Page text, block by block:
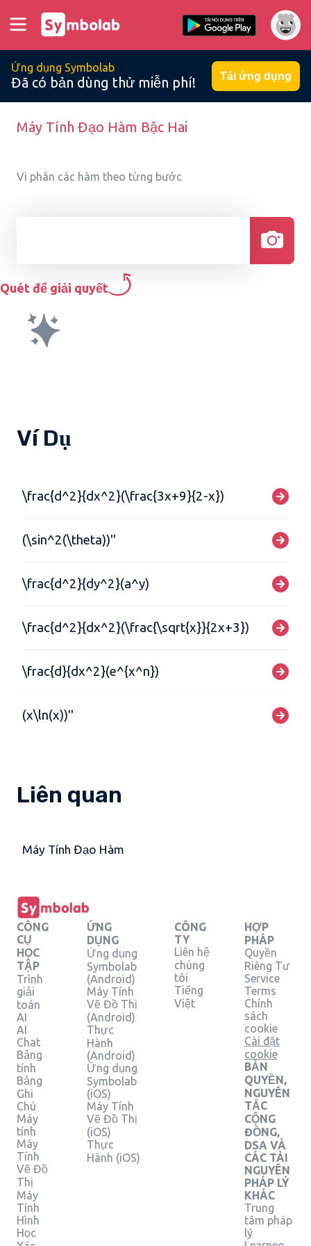
Ứng dụng Symbolab
Đã có bản dùng thử miễn phí! Tải ứng dụng
Máy Tính Đạo Hàm Bậc Hai
Vi phân các hàm theo từng bước
Quét để giải quyết
Ví Dụ
\frac{d^2}{dx^2}(\frac{3x+9}{2-x})
(\sin^2(\theta))''
\frac{d^2}{dy^2}(a^y)
\frac{d^2}{dx^2}(\frac{\sqrt{x}}{2x+3})
\frac{d}{dx^2}(e^{x^n})
(x\ln(x))''
Liên quan
Máy Tính Đạo Hàm
CÔNG
CỤ
HỌC
TẬP
Trình
giải
toán
AI
AI
Chat
Bảng
tính
Bảng
Ghi
Chú
Máy
tính
Máy
Tính
Vẽ Đồ
Thị
Máy
Tính
Hình
Học
ỨNG
DỤNG
Ứng dụng
Symbolab
(Android)
Máy Tính
Vẽ Đồ Thị
(Android)
Thực
Hành
(Android)
Ứng dụng
Symbolab
(iOS)
Máy Tính
Vẽ Đồ Thị
(iOS)
Thực
Hành (iOS)
CÔNG
TY
Liên hệ
chúng
tôi
Tiếng
Việt
HỢP
PHÁP
Quyền
Riêng Tư
Service
Terms
Chính
sách
cookie
Cài đặt
cookie
BẢN
QUYỀN,
NGUYÊN
TẮC
CỘNG
ĐỒNG,
DSA VÀ
CÁC TÀI
NGUYÊN
PHÁP LÝ
KHÁC
Trung
tâm pháp
lý